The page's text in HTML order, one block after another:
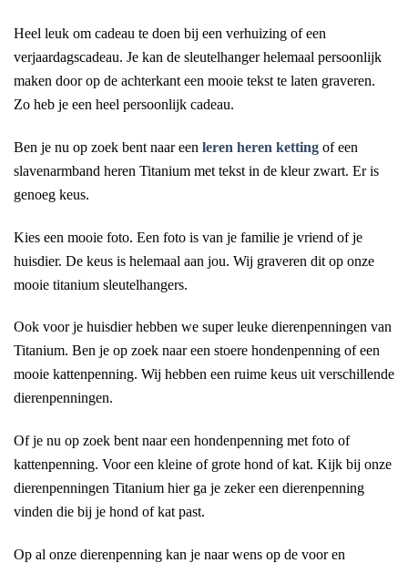
Heel leuk om cadeau te doen bij een verhuizing of een
verjaardagscadeau. Je kan de sleutelhanger helemaal persoonlijk
maken door op de achterkant een mooie tekst te laten graveren.
Zo heb je een heel persoonlijk cadeau.
Ben je nu op zoek bent naar een leren heren ketting of een
slavenarmband heren Titanium met tekst in de kleur zwart. Er is
genoeg keus.
Kies een mooie foto. Een foto is van je familie je vriend of je
huisdier. De keus is helemaal aan jou. Wij graveren dit op onze
mooie titanium sleutelhangers.
Ook voor je huisdier hebben we super leuke dierenpenningen van
Titanium. Ben je op zoek naar een stoere hondenpenning of een
mooie kattenpenning. Wij hebben een ruime keus uit verschillende
dierenpenningen.
Of je nu op zoek bent naar een hondenpenning met foto of
kattenpenning. Voor een kleine of grote hond of kat. Kijk bij onze
dierenpenningen Titanium hier ga je zeker een dierenpenning
vinden die bij je hond of kat past.
Op al onze dierenpenning kan je naar wens op de voor en